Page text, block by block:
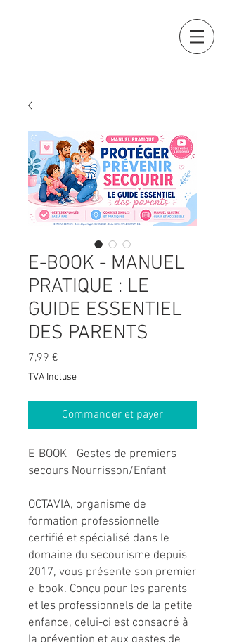
E-BOOK - MANUEL
PRATIQUE : LE
GUIDE ESSENTIEL
DES PARENTS
7,99 €
TVA Incluse
Commander et payer
E-BOOK - Gestes de premiers
secours Nourrisson/Enfant
OCTAVIA, organisme de
formation professionnelle
certifié et spécialisé dans le
domaine du secourisme depuis
2017, vous présente son premier
e-book. Conçu pour les parents
et les professionnels de la petite
enfance, celui-ci est consacré à